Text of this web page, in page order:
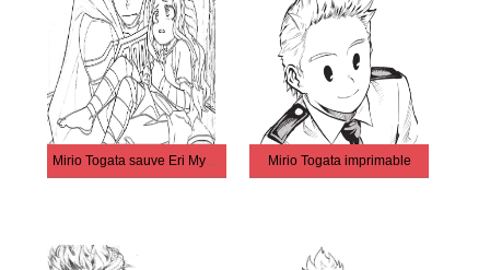
Mirio Togata sauve Eri My Hero Academia Mirio Togata imprimable